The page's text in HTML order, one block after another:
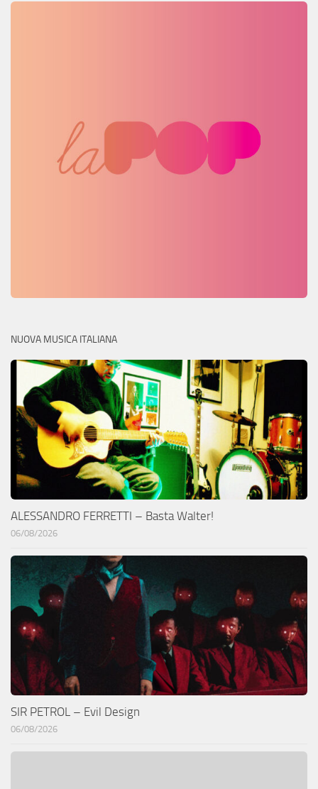
NUOVA MUSICA ITALIANA
ALESSANDRO FERRETTI – Basta Walter!
06/08/2026
SIR PETROL – Evil Design
06/08/2026